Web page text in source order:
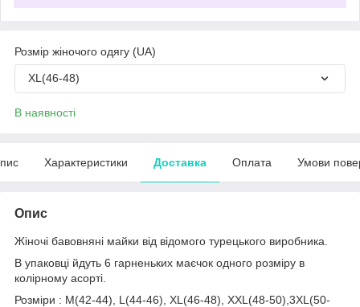
Розмір жіночого одягу (UA)
XL(46-48)
В наявності
Характеристики Доставка Оплата Умови
Опис
Жіночі бавовняні майки від відомого турецького виробника.
В упаковці йдуть 6 гарненьких маєчок одного розміру в
колірному асорті.
Розміри : M(42-44), L(44-46), XL(46-48), XXL(48-50),3XL(50-